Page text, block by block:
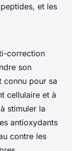
et les
correction
son
connu pour sa
cellulaire et à
stimuler la
antioxydants
contre les